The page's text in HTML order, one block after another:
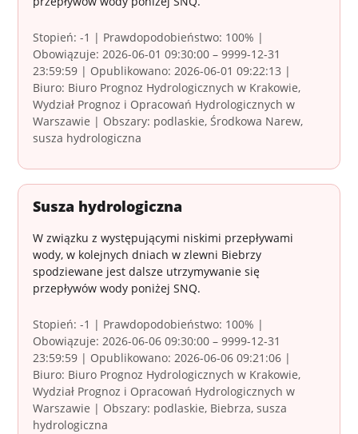
Stopień: -1 | Prawdopodobieństwo: 100% |
Obowiązuje: 2026-06-01 09:30:00 – 9999-12-31
23:59:59 | Opublikowano: 2026-06-01 09:22:13 |
Biuro: Biuro Prognoz Hydrologicznych w Krakowie,
Wydział Prognoz i Opracowań Hydrologicznych w
Warszawie | Obszary: podlaskie, Środkowa Narew,
susza hydrologiczna
Susza hydrologiczna
W związku z występującymi niskimi przepływami
wody, w kolejnych dniach w zlewni Biebrzy
spodziewane jest dalsze utrzymywanie się
przepływów wody poniżej SNQ.
Stopień: -1 | Prawdopodobieństwo: 100% |
Obowiązuje: 2026-06-06 09:30:00 – 9999-12-31
23:59:59 | Opublikowano: 2026-06-06 09:21:06 |
Biuro: Biuro Prognoz Hydrologicznych w Krakowie,
Wydział Prognoz i Opracowań Hydrologicznych w
Warszawie | Obszary: podlaskie, Biebrza, susza
hydrologiczna